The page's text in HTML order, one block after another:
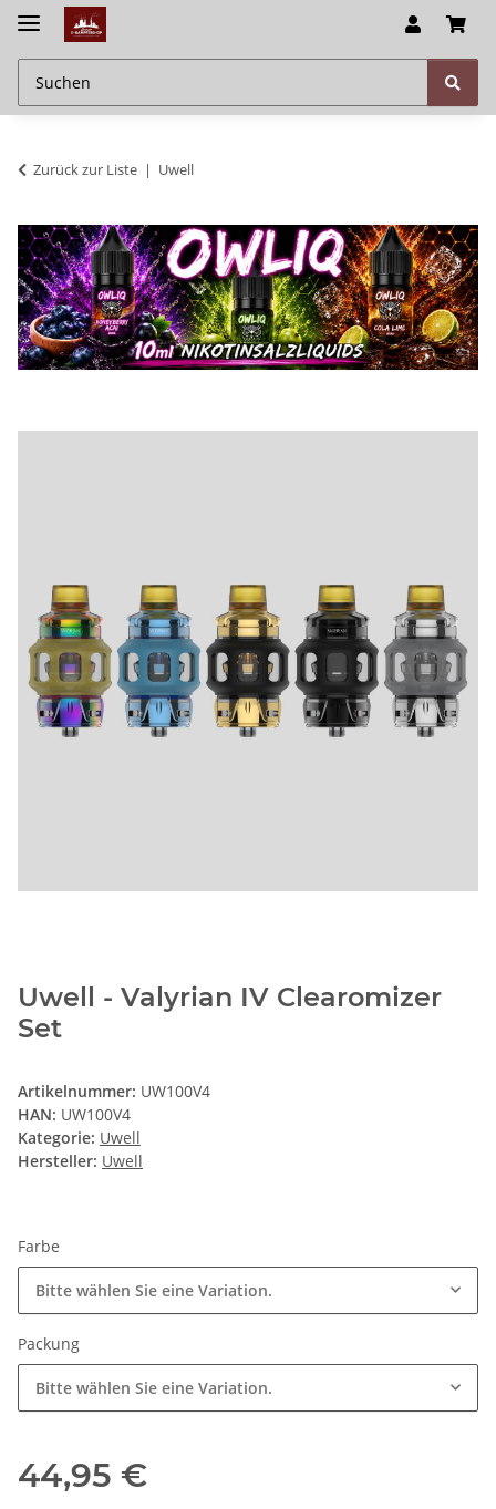
Zurück zur Liste Uwell
Uwell - Valyrian IV Clearomizer
Set
Artikelnummer: UW100V4
HAN: UW100V4
Kategorie: Uwell
Hersteller: Uwell
Farbe
Bitte wählen Sie eine Variation.
Packung
Bitte wählen Sie eine Variation.
44,95 €